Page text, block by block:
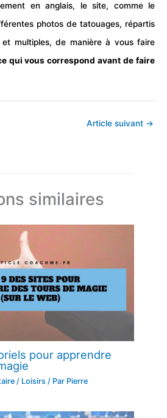
en anglais, le site, comme le
photos de tatouages, répartis
multiples, de manière à vous faire
qui vous correspond avant de faire
Article suivant →
similaires
pour apprendre
/ Loisirs / Par Pierre